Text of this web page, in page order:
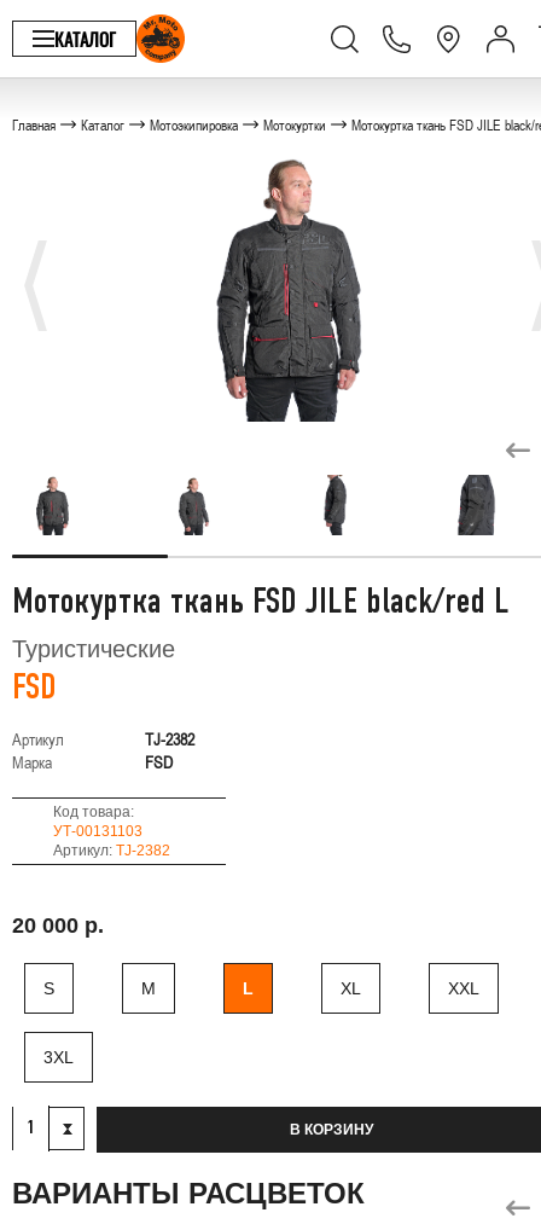
КАТАЛОГ
Главная Каталог Мотоэкипировка Мотокуртки Мотокуртка ткань FSD JILE black/
Мотокуртка ткань FSD JILE black/red L
Туристические
FSD
Артикул
TJ-2382
Марка
FSD
Код товара:
УТ-00131103
Артикул: TJ-2382
20 000 р.
S M L XL XXL
3XL
В КОРЗИНУ
ВАРИАНТЫ РАСЦВЕТОК